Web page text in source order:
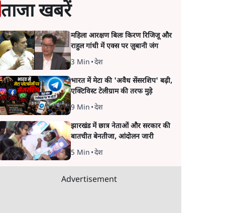
ताजा खबरें
महिला आरक्षण बिलः किरण रिजिजू और
राहुल गांधी में एक्स पर ज़ुबानी जंग
3 Min •देश
भारत में मेटा की 'अवैध सेंसरशिप' बढ़ी,
एक्टिविस्ट टेलीग्राम की तरफ मुड़े
9 Min •देश
झारखंड में छात्र नेताओं और सरकार की
बातचीत बेनतीजा, आंदोलन जारी
5 Min •देश
Advertisement